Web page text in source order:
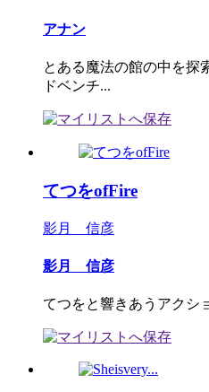
アナン
とある魔法の館の中を探
ドベンチ...
てつをofFire
影月 信彦
影月 信彦
てつをと響きあうアクシ